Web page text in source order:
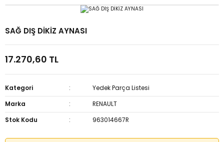
SAĞ DIŞ DİKİZ AYNASI
17.270,60 TL
Kategori
Yedek Parça Listesi
Marka
RENAULT
Stok Kodu
963014667R